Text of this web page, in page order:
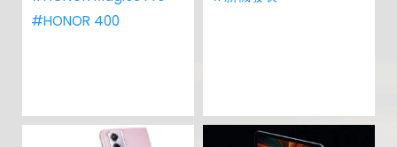
#HONOR 400